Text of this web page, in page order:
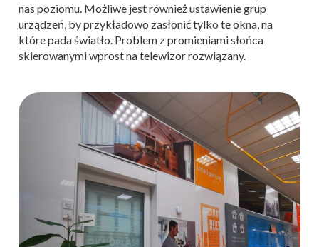
nas poziomu. Możliwe jest również ustawienie grup
urządzeń, by przykładowo zasłonić tylko te okna, na
które pada światło. Problem z promieniami słońca
skierowanymi wprost na telewizor rozwiązany.